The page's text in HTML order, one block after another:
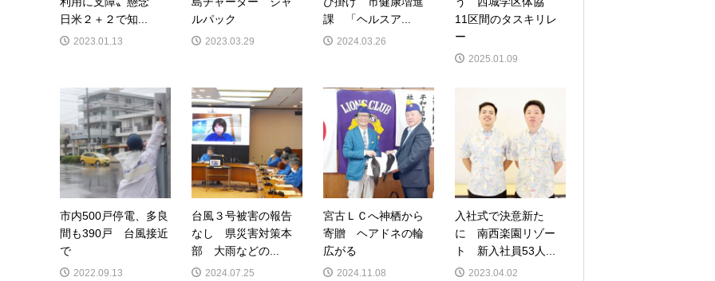
日米２＋２で知...
2023.01.13
ルパック
2023.03.29
課 「ヘルスア...
2024.03.26
11区間のタスキリレ
ー
2025.01.09
市内500戸停電、多良
間も390戸 台風接近
で
2022.09.13
台風３号被害の報告
なし 県災害対策本
部 大雨などの...
2024.07.25
宮古ＬＣへ神栖から
寄贈 ヘアドネの輪
広がる
2024.11.08
入社式で決意新た
に 南西楽園リゾー
ト 新入社員53人...
2023.04.02